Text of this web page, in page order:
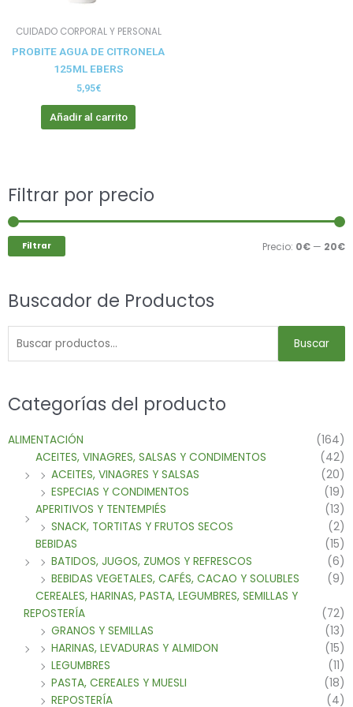
CUIDADO CORPORAL Y PERSONAL
PROBITE AGUA DE CITRONELA
125ML EBERS
5,95€
Añadir al carrito
Filtrar por precio
Filtrar Precio: 0€ — 20€
Buscador de Productos
Buscar
Buscar
Categorías del producto
ALIMENTACIÓN
(164)
ACEITES, VINAGRES, SALSAS Y CONDIMENTOS
(42)
ACEITES, VINAGRES Y SALSAS
(20)
ESPECIAS Y CONDIMENTOS
(19)
APERITIVOS Y TENTEMPIÉS
(13)
SNACK, TORTITAS Y FRUTOS SECOS
(2)
BEBIDAS
(15)
BATIDOS, JUGOS, ZUMOS Y REFRESCOS
(6)
BEBIDAS VEGETALES, CAFÉS, CACAO Y SOLUBLES
(9)
CEREALES, HARINAS, PASTA, LEGUMBRES, SEMILLAS Y
REPOSTERÍA
(72)
GRANOS Y SEMILLAS
(13)
HARINAS, LEVADURAS Y ALMIDON
(15)
LEGUMBRES
(11)
PASTA, CEREALES Y MUESLI
(18)
REPOSTERÍA
(4)